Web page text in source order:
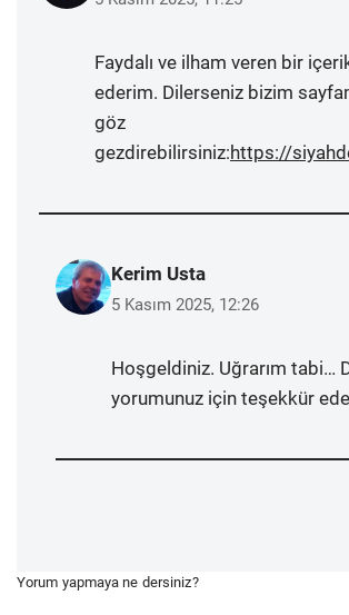
Faydalı ve ilham veren bir
ederim. Dilerseniz bizim
göz
gezdirebilirsiniz:https://
Kerim Usta
5 Kasım 2025, 12:26
Hoşgeldiniz. Uğrarım tabi…
yorumunuz için teşekkür
Yorum yapmaya ne dersiniz?